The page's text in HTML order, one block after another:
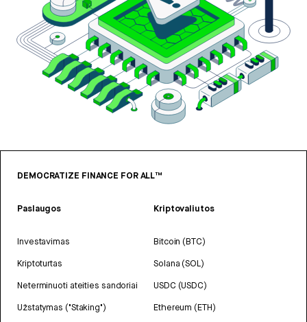
DEMOCRATIZE FINANCE FOR ALL™
Paslaugos
Investavimas
Kriptoturtas
Neterminuoti ateities sandoriai
Užstatymas ("Staking")
Kriptovaliutos
Bitcoin (BTC)
Solana (SOL)
USDC (USDC)
Ethereum (ETH)